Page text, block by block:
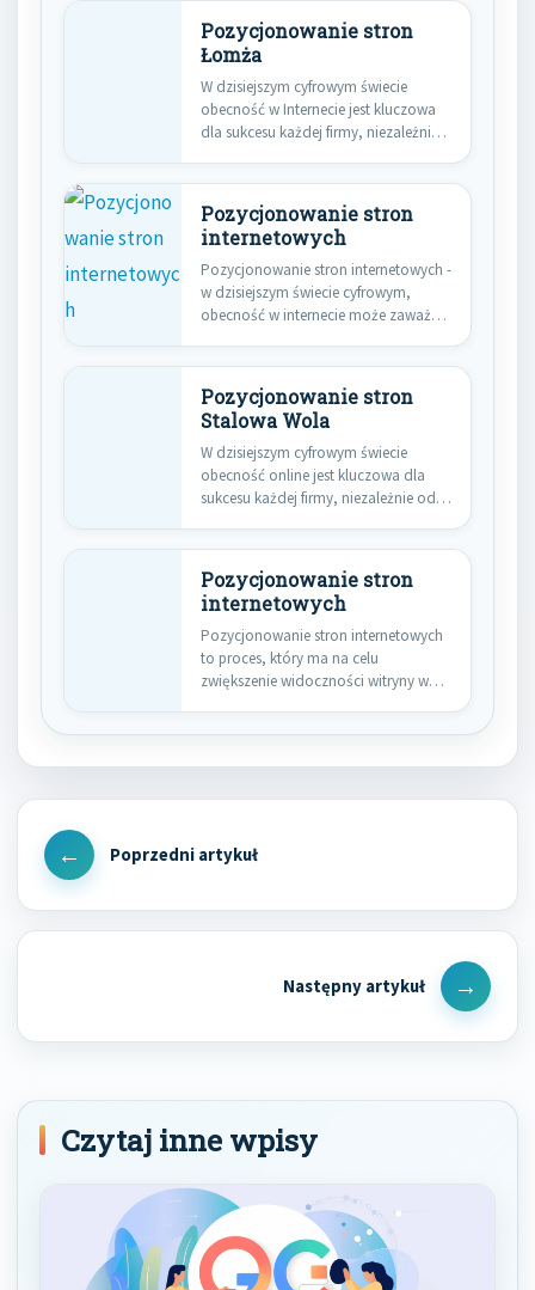
Pozycjonowanie stron
Łomża
W dzisiejszym cyfrowym świecie
obecność w Internecie jest kluczowa
dla sukcesu każdej firmy, niezależnie
Pozycjonowanie stron
internetowych
Pozycjonowanie stron internetowych -
w dzisiejszym świecie cyfrowym,
obecność w internecie może zaważyć
Pozycjonowanie stron
Stalowa Wola
W dzisiejszym cyfrowym świecie
obecność online jest kluczowa dla
sukcesu każdej firmy, niezależnie od
Pozycjonowanie stron
internetowych
Pozycjonowanie stron internetowych
to proces, który ma na celu
zwiększenie widoczności witryny w
Nawigacja
wpisu
Previous
Next
Post
Czytaj inne wpisy